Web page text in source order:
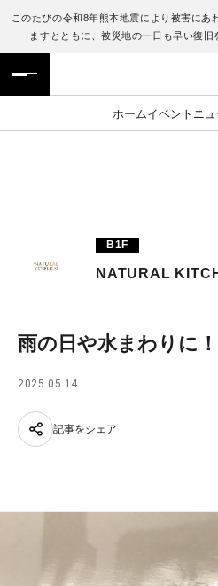
このたびの令和8年熊本地震により被害にあ
ますとともに、被災地の一日も早い復旧
ホームイベント ニ
フロアガイド
施設案内・アクセス
TAX FREE
ENGLISH
繁体字
日本語
B1F
NATURAL
雨の日や水まわりに！
2025.05.14
記事をシェア